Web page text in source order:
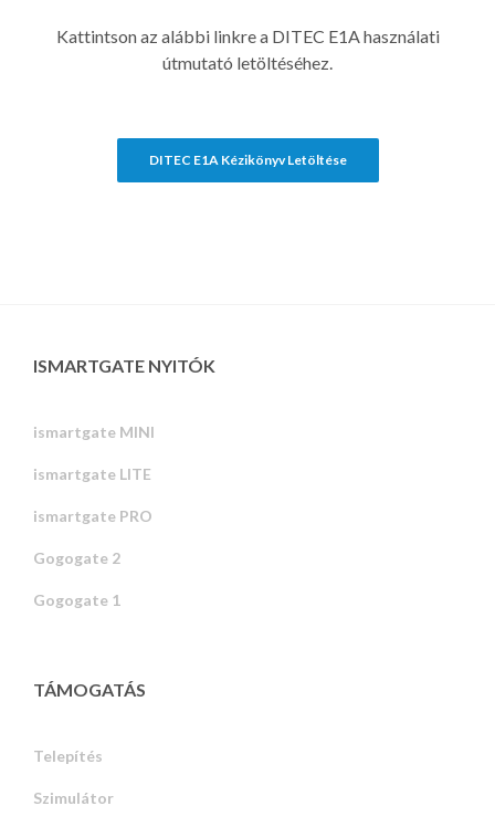
Kattintson az alábbi linkre a DITEC E1A használati
útmutató letöltéséhez.
DITEC E1A Kézikönyv Letöltése
ISMARTGATE NYITÓK
ismartgate MINI
ismartgate LITE
ismartgate PRO
Gogogate 2
Gogogate 1
TÁMOGATÁS
Telepítés
Szimulátor